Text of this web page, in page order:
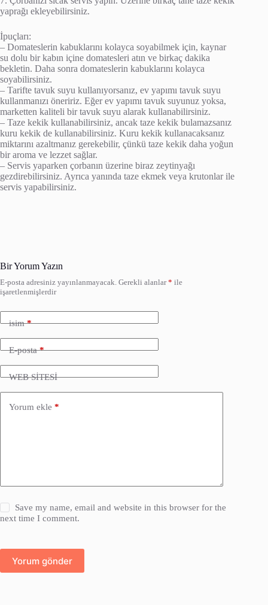
yaprağı ekleyebilirsiniz.
İpuçları:
– Domateslerin kabuklarını kolayca soyabilmek için, kaynar
su dolu bir kabın içine domatesleri atın ve birkaç dakika
bekletin. Daha sonra domateslerin kabuklarını kolayca
soyabilirsiniz.
– Tarifte tavuk suyu kullanıyorsanız, ev yapımı tavuk suyu
kullanmanızı öneririz. Eğer ev yapımı tavuk suyunuz yoksa,
marketten kaliteli bir tavuk suyu alarak kullanabilirsiniz.
– Taze kekik kullanabilirsiniz, ancak taze kekik bulamazsanız
kuru kekik de kullanabilirsiniz. Kuru kekik kullanacaksanız
miktarını azaltmanız gerekebilir, çünkü taze kekik daha yoğun
bir aroma ve lezzet sağlar.
– Servis yaparken çorbanın üzerine biraz zeytinyağı
gezdirebilirsiniz. Ayrıca yanında taze ekmek veya krutonlar ile
servis yapabilirsiniz.
Bir Yorum Yazın
E-posta adresiniz yayınlanmayacak. Gerekli alanlar* ile
işaretlenmişlerdir
isim*
E-posta*
WEB SİTESİ
Yorum ekle *
Save my name, email and website in this browser for the
next time I comment.
Yorum gönder